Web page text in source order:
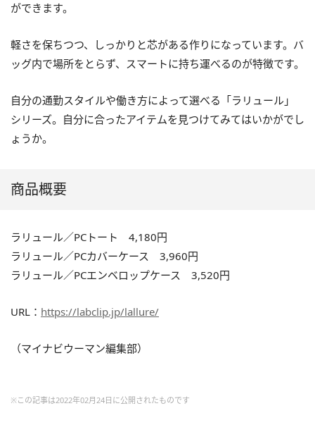
ができます。
軽さを保ちつつ、しっかりと芯がある作りになっています。バ
ッグ内で場所をとらず、スマートに持ち運べるのが特徴です。
自分の通勤スタイルや働き方によって選べる「ラリュール」
シリーズ。自分に合ったアイテムを見つけてみてはいかがでし
ょうか。
商品概要
ラリュール／PCトート 4,180円
ラリュール／PCカバーケース 3,960円
ラリュール／PCエンベロップケース 3,520円
URL： https://labclip.jp/lallure/
（マイナビウーマン編集部）
※この記事は2022年02月24日に公開されたものです